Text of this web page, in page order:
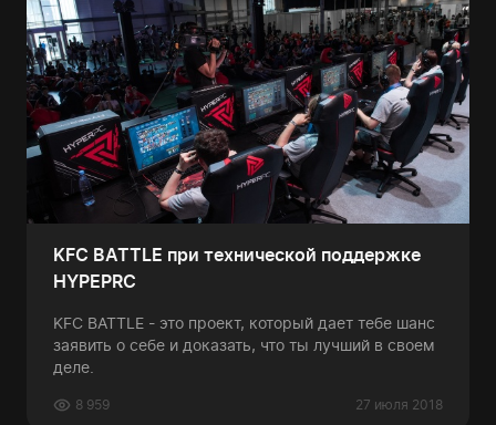
KFC BATTLE при технической поддержке
HYPEPRC
KFC BATTLE - это проект, который дает тебе шанс
заявить о себе и доказать, что ты лучший в своем
деле.
27 июля 2018
8 959